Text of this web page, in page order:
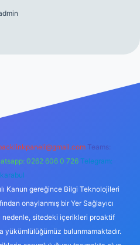
Teams:
0262 606 0 726 Telegram:
Kanun gereğince Bilgi Teknolojileri
onaylanmış bir Yer Sağlayıcı
sitedeki içerikleri proaktif
yükümlülüğümüz bulunmamaktadır.